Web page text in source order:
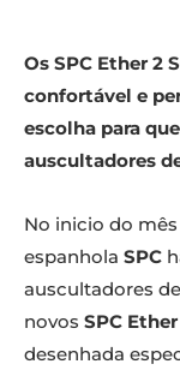
Os SPC Ether 2
confortável e
escolha para
auscultadores
No inicio do mês
espanhola SPC
auscultadores
novos SPC
desenhada